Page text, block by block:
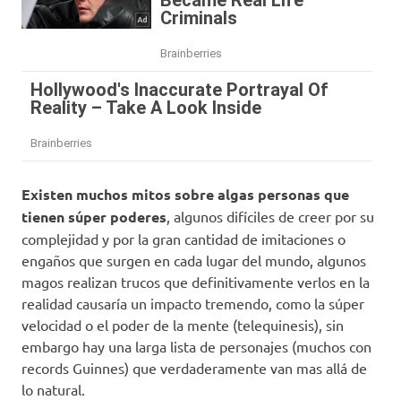
Existen muchos mitos sobre algas personas que
tienen súper poderes, algunos difíciles de creer por su
complejidad y por la gran cantidad de imitaciones o
engaños que surgen en cada lugar del mundo, algunos
magos realizan trucos que definitivamente verlos en la
realidad causaría un impacto tremendo, como la súper
velocidad o el poder de la mente (telequinesis), sin
embargo hay una larga lista de personajes (muchos con
records Guinnes) que verdaderamente van mas allá de
lo natural.